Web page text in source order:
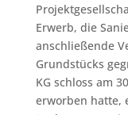
Erwerb, die
anschließende
Grundstücks
KG schloss am
erworben hatte,